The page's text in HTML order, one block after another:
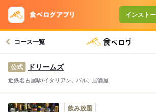
インスト
コース一覧
公式 ドリームズ
近鉄名古屋駅/イタリアン､ バル､ 居酒屋
飲み放題
コースで使えるクーポン
戻る
クーポンを利用せず予約する